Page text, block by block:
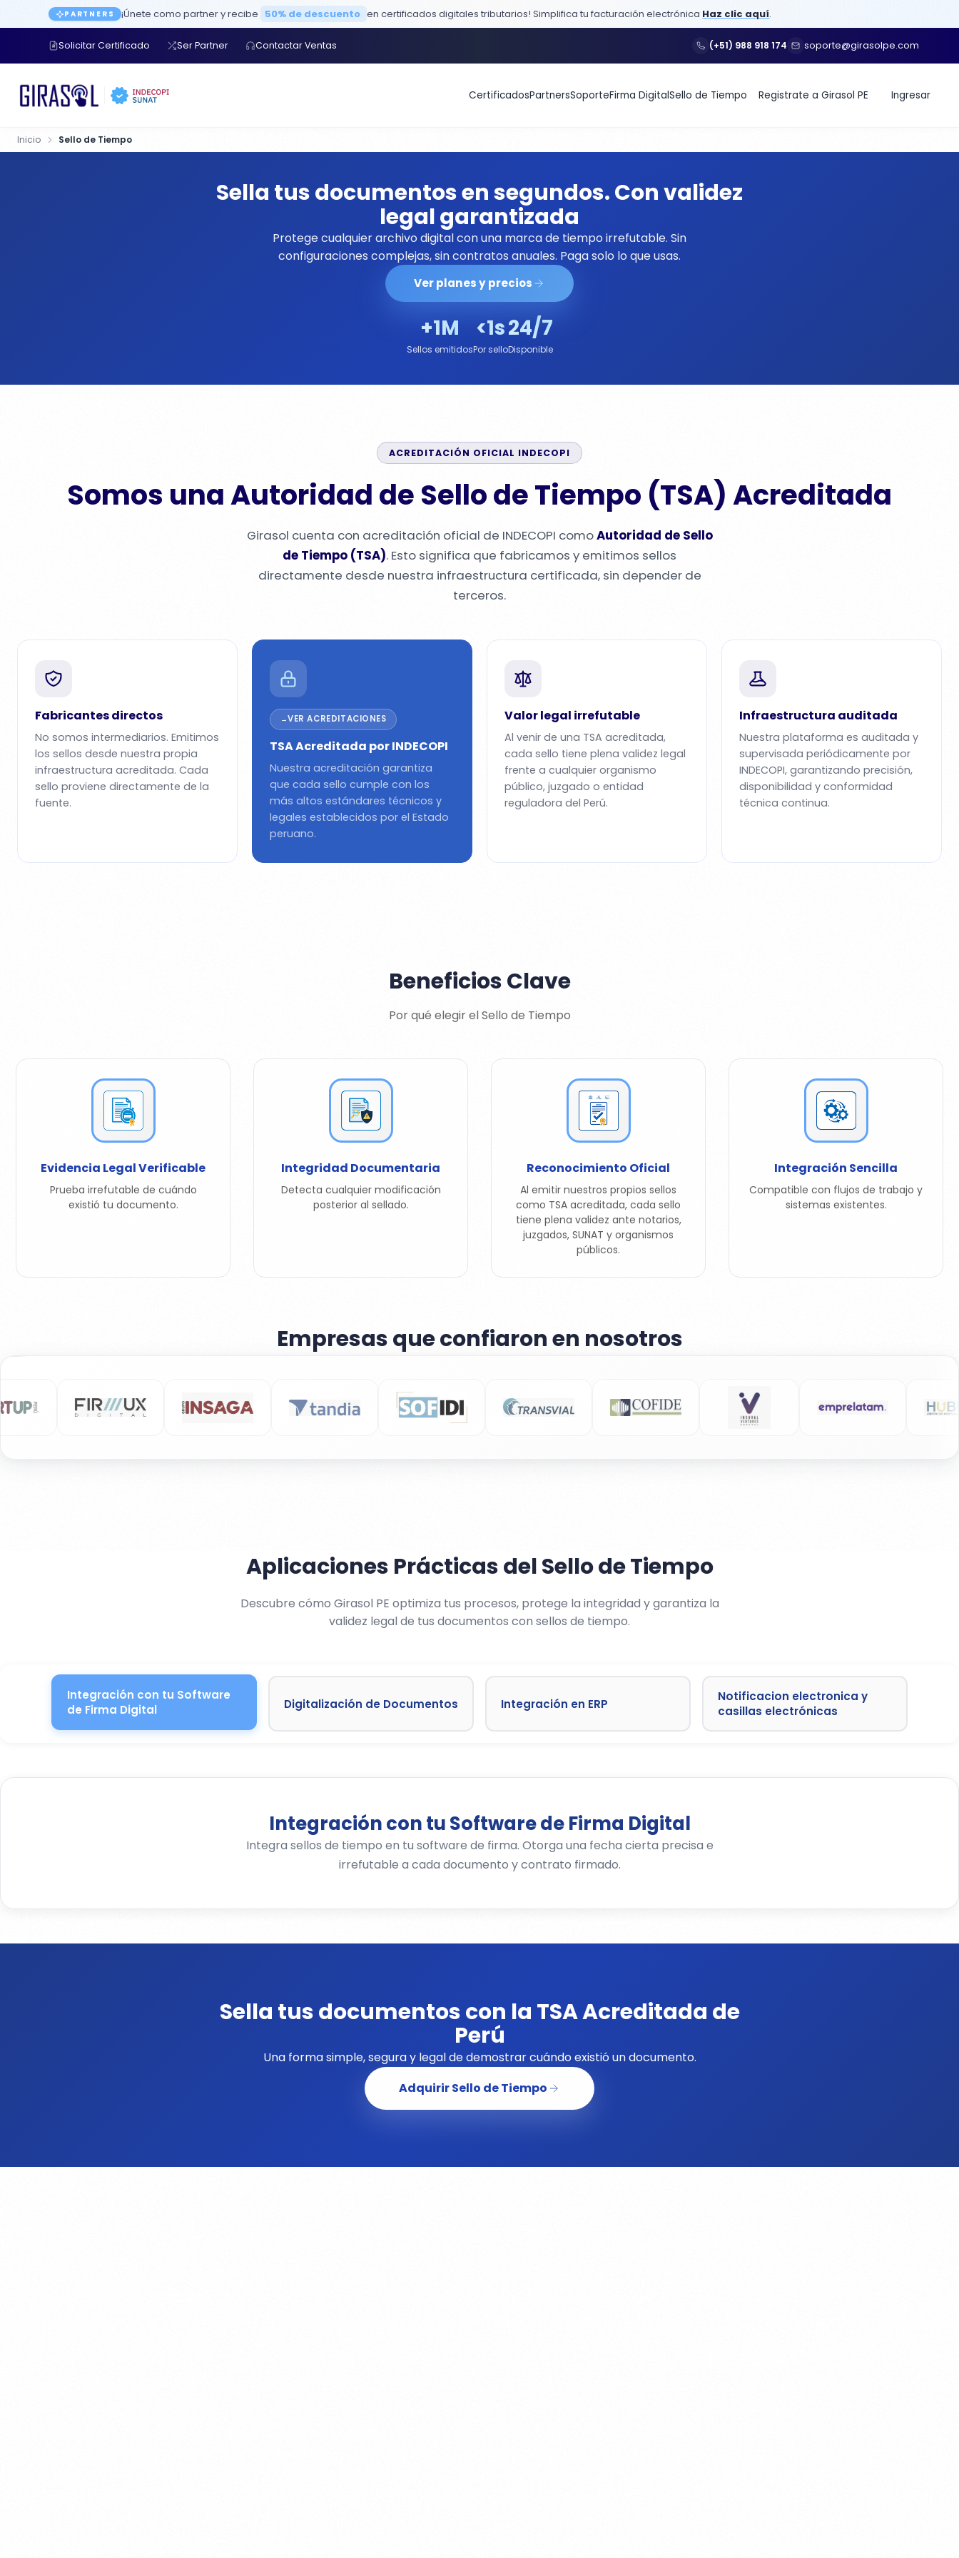
PARTNERS ¡Únete como partner y recibe 50% de descuento en certificados digitales tributarios!Simplifica tu facturación electrónica Haz clic aquí.
Solicitar Certificado Ser Partner Contactar Ventas (+51) 988 918 174 soporte@girasolpe.com
CertificadosPartnersSoporteFirma DigitalSello de Tiempo Registrate a Girasol PE Ingresar
Inicio Sello de Tiempo
Sella tus documentos en segundos. Con validez
legal garantizada
Protege cualquier archivo digital con una marca de tiempo irrefutable. Sin
configuraciones complejas, sin contratos anuales. Paga solo lo que usas.
Ver planes y precios
+1M
Sellos emitidos
<1s
Por sello
24/7
Disponible
ACREDITACIÓN OFICIAL INDECOPI
Somos una Autoridad de Sello de Tiempo (TSA) Acreditada
Girasol cuenta con acreditación oficial de INDECOPI comoAutoridad de Sello
de Tiempo (TSA). Esto significa que fabricamos y emitimos sellos
directamente desde nuestra infraestructura certificada, sin depender de
terceros.
Fabricantes directos
No somos intermediarios. Emitimos
los sellos desde nuestra propia
infraestructura acreditada. Cada
sello proviene directamente de la
fuente.
VER ACREDITACIONES
TSA Acreditada por INDECOPI
Nuestra acreditación garantiza
que cada sello cumple con los
más altos estándares técnicos y
legales establecidos por el Estado
peruano.
Valor legal irrefutable
Al venir de una TSA acreditada,
cada sello tiene plena validez legal
frente a cualquier organismo
público, juzgado o entidad
reguladora del Perú.
Infraestructura auditada
Nuestra plataforma es auditada y
supervisada periódicamente por
INDECOPI, garantizando precisión,
disponibilidad y conformidad
técnica continua.
Beneficios Clave
Por qué elegir el Sello de Tiempo
Evidencia Legal Verificable
Prueba irrefutable de cuándo
existió tu documento.
Integridad Documentaria
Detecta cualquier modificación
posterior al sellado.
Reconocimiento Oficial
Al emitir nuestros propios sellos
como TSA acreditada, cada sello
tiene plena validez ante notarios,
juzgados, SUNAT y organismos
públicos.
Integración Sencilla
Compatible con flujos de trabajo y
sistemas existentes.
Empresas que confiaron en nosotros
Aplicaciones Prácticas del Sello de Tiempo
Descubre cómo Girasol PE optimiza tus procesos, protege la integridad y garantiza la
validez legal de tus documentos con sellos de tiempo.
Integración con tu Software
de Firma Digital
Digitalización de Documentos Integración en ERP
Notificacion electronica y
casillas electrónicas
Integración con tu Software de Firma Digital
Integra sellos de tiempo en tu software de firma. Otorga una fecha cierta precisa e
irrefutable a cada documento y contrato firmado.
Sella tus documentos con la TSA Acreditada de
Perú
Una forma simple, segura y legal de demostrar cuándo existió un documento.
Adquirir Sello de Tiempo